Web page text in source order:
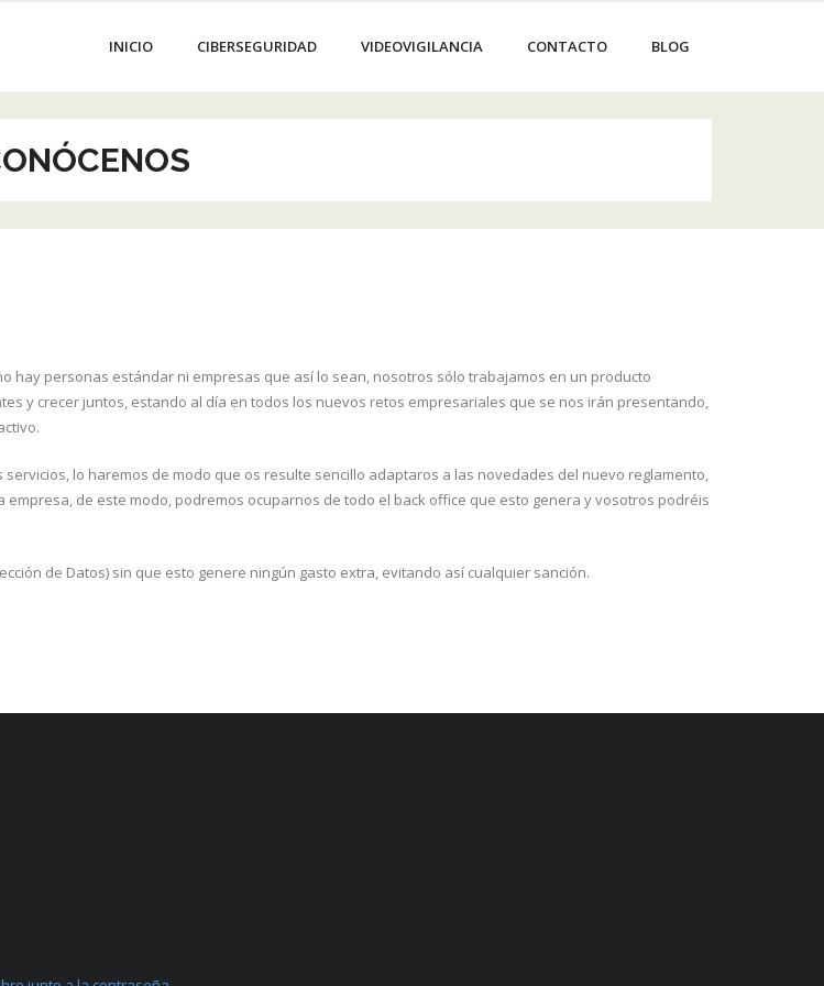
INICIO CIBERSEGURIDAD VIDEOVIGILANCIA CONTACTO BLOG
hay personas estándar ni empresas que así lo sean, nosotros sólo trabajamos en un producto
y crecer juntos, estando al día en todos los nuevos retos empresariales que se nos irán presentando,
lo haremos de modo que os resulte sencillo adaptaros a las novedades del nuevo reglamento,
de este modo, podremos ocuparnos de todo el back office que esto genera y vosotros podréis
de Datos) sin que esto genere ningún gasto extra, evitando así cualquier sanción.